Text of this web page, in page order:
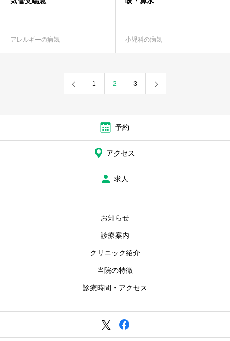
アレルギーの病気 小児科の病気
1 2 3
予約
アクセス
求人
お知らせ
診療案内
クリニック紹介
当院の特徴
診療時間・アクセス